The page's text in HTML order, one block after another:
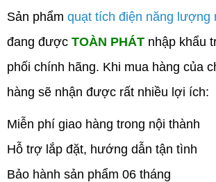
Sản phẩm quạt tích điện năng lượng
đang được TOÀN PHÁT nhập khẩu
phối chính hãng. Khi mua hàng của
hàng sẽ nhận được rất nhiều lợi ích:
Miễn phí giao hàng trong nội thành
Hỗ trợ lắp đặt, hướng dẫn tận tình
Bảo hành sản phẩm 06 tháng